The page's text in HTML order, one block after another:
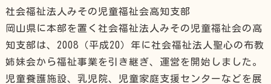
社会福祉法人みその児童福祉会高知支部
岡山県に本部を置く社会福祉法人みその児童福祉会の高
知支部は、2008（平成20）年に社会福祉法人聖心の布教
姉妹会から福祉事業を引き継ぎ、運営を開始しました。
児童養護施設、乳児院、児童家庭支援センターなどを展